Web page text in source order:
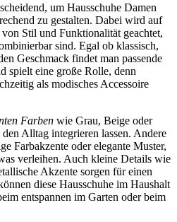
um Hausschuhe Damen
zu gestalten. Dabei wird auf
Stil und Funktionalität geachtet,
sind. Egal ob klassisch,
Geschmack findet man passende
spielt eine große Rolle, denn
als modisches Accessoire
Farben wie Grau, Beige oder
Alltag integrieren lassen. Andere
Farbakzente oder elegante Muster,
verleihen. Auch kleine Details wie
Akzente sorgen für einen
diese Hausschuhe im Haushalt
entspannen im Garten oder beim